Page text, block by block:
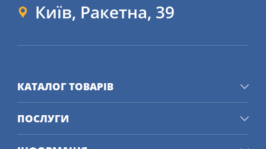
Київ, Ракетна, 39
КАТАЛОГ ТОВАРІВ
ПОСЛУГИ